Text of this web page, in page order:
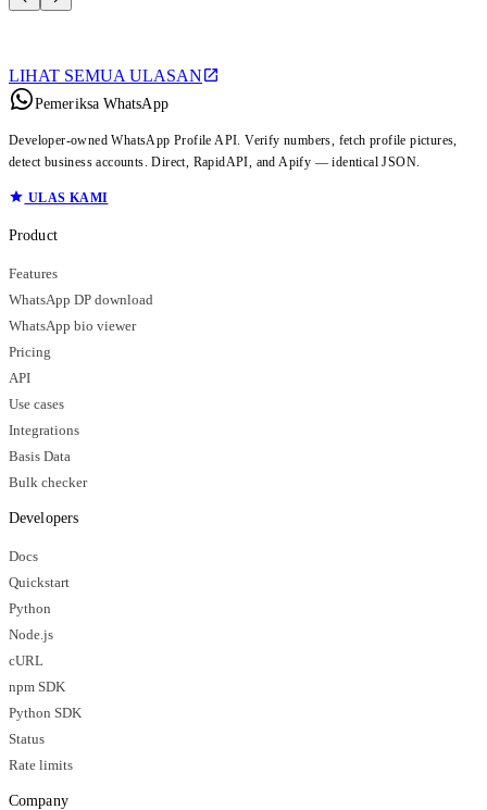
LIHAT SEMUA ULASAN
Pemeriksa WhatsApp
Developer-owned WhatsApp Profile API. Verify numbers, fetch profile pictures,
detect business accounts. Direct, RapidAPI, and Apify — identical JSON.
ULAS KAMI
Product
Features
WhatsApp DP download
WhatsApp bio viewer
Pricing
API
Use cases
Integrations
Basis Data
Bulk checker
Developers
Docs
Quickstart
Python
Node.js
cURL
npm SDK
Python SDK
Status
Rate limits
Company